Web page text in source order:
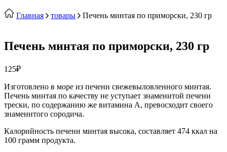
Главная товары Печень минтая по приморски, 230 гр
Печень минтая по приморски, 230 гр
125₽
Изготовлено в море из печени свежевыловленного минтая.
Печень минтая по качеству не уступает знаменитой печени
трески, по содержанию же витамина А, превосходит своего
знаменитого сородича.
Калорийность печени минтая высока, составляет 474 ккал на
100 грамм продукта.